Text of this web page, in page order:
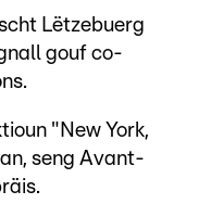
Lëtzebuerg
gouf co-
"New York,
seng Avant-